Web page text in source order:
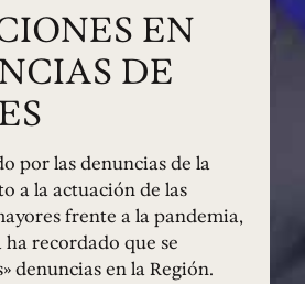
EN
DE
por las denuncias de la
a la actuación de las
frente a la pandemia,
recordado que se
denuncias en la Región.